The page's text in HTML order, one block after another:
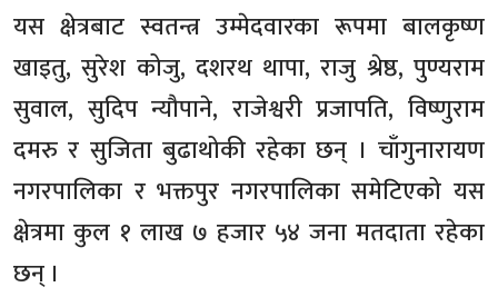
यस क्षेत्रबाट स्वतन्त्र उम्मेदवारका रूपमा बालकृष्ण
खाइतु, सुरेश कोजु, दशरथ थापा, राजु श्रेष्ठ, पुण्यराम
सुवाल, सुदिप न्यौपाने, राजेश्वरी प्रजापति, विष्णुराम
दमरु र सुजिता बुढाथोकी रहेका छन् । चाँगुनारायण
नगरपालिका र भक्तपुर नगरपालिका समेटिएको यस
क्षेत्रमा कुल १ लाख ७ हजार ५४ जना मतदाता रहेका
छन् ।